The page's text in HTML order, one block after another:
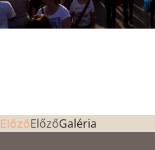
ElőzőElőzőGaléria